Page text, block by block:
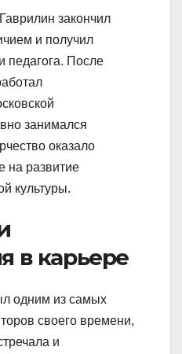
закончил
и получил
педагога. После
занимался
оказало
на развитие
культуры.
в карьере
одним из самых
своего времени,
и